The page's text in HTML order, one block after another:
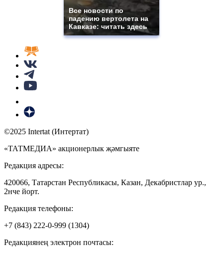
Все новости по
падению вертолета на
Кавказе: читать здесь
©2025 Intertat (Интертат)
«ТАТМЕДИА» акционерлык җәмгыяте
Редакция адресы:
420066, Татарстан Республикасы, Казан, Декабристлар ур.,
2нче йорт.
Редакция телефоны:
+7 (843) 222-0-999 (1304)
Редакциянең электрон почтасы: